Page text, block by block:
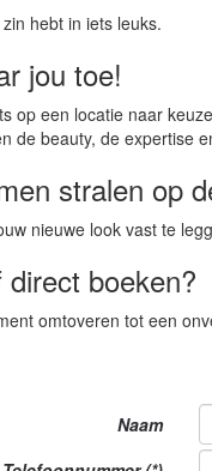
hebt in iets leuks.
jou toe!
op een locatie naar
de beauty, de expertise
stralen op
nieuwe look vast te
boeken?
omtoveren tot een
Naam